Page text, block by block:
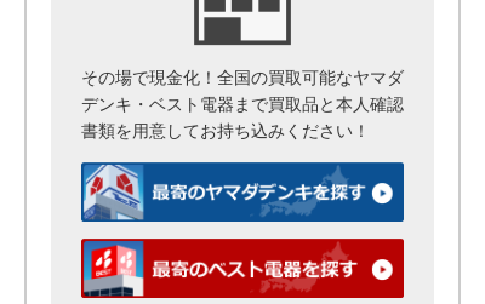
その場で現金化！全国の買取可能なヤマダ
デンキ・ベスト電器まで買取品と本人確認
書類を用意してお持ち込みください！